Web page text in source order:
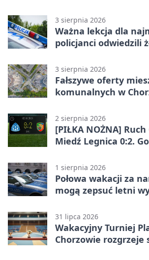
3 sierpnia 2026
Ważna lekcja dla
policjanci odwiedzili
3 sierpnia 2026
Fałszywe oferty
komunalnych w
2 sierpnia 2026
[PIŁKA NOŻNA]
Miedź Legnica 0:2.
1 sierpnia 2026
Połowa wakacji za
mogą zepsuć letni
31 lipca 2026
Wakacyjny Turniej
Chorzowie